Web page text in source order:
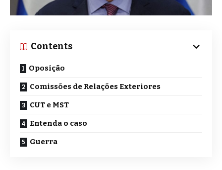
Contents
Oposição
Comissões de Relações Exteriores
CUT e MST
Entenda o caso
Guerra